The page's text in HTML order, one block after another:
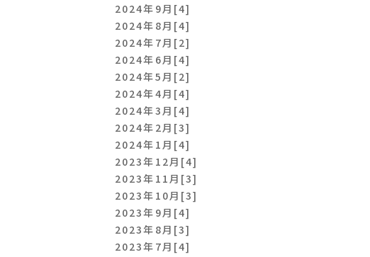
2024年9月[4]
2024年8月[4]
2024年7月[2]
2024年6月[4]
2024年5月[2]
2024年4月[4]
2024年3月[4]
2024年2月[3]
2024年1月[4]
2023年12月[4]
2023年11月[3]
2023年10月[3]
2023年9月[4]
2023年8月[3]
2023年7月[4]